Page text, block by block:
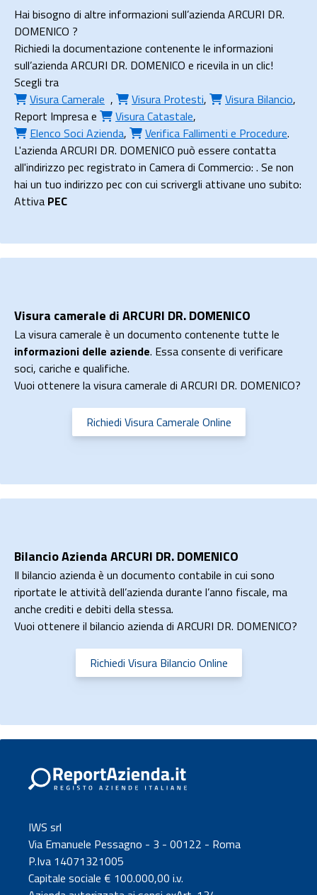
Hai bisogno di altre informazioni sull’azienda ARCURI DR.
DOMENICO ?
Richiedi la documentazione contenente le informazioni
sull’azienda ARCURI DR. DOMENICO e ricevila in un clic!
Scegli tra
Visura Camerale , Visura Protesti, Visura Bilancio,
Report Impresae Visura Catastale,
Elenco Soci Azienda, Verifica Fallimenti e Procedure.
L'azienda ARCURI DR. DOMENICO può essere contatta
all'indirizzo pec registrato in Camera di Commercio: . Se non
hai un tuo indirizzo pec con cui scrivergli attivane uno subito:
Attiva PEC
Visura camerale di ARCURI DR. DOMENICO
La visura camerale è un documento contenente tutte le
informazioni delle aziende. Essa consente di verificare
soci, cariche e qualifiche.
Vuoi ottenere la visura camerale di ARCURI DR. DOMENICO?
Richiedi Visura Camerale Online
Bilancio Azienda ARCURI DR. DOMENICO
Il bilancio azienda è un documento contabile in cui sono
riportate le attività dell’azienda durante l’anno fiscale, ma
anche crediti e debiti della stessa.
Vuoi ottenere il bilancio azienda di ARCURI DR. DOMENICO?
Richiedi Visura Bilancio Online
IWS srl
Via Emanuele Pessagno - 3 - 00122 - Roma
P.Iva 14071321005
Capitale sociale € 100.000,00 i.v.